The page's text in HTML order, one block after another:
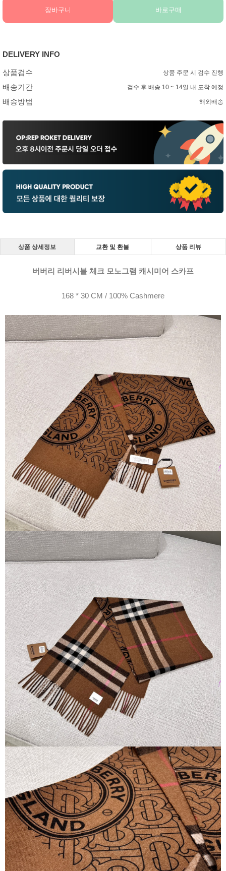
장바구니 바로구매
DELIVERY INFO
상품검수 상품 주문 시 검수 진행
배송기간 검수 후 배송 10 ~ 14일 내 도착 예정
배송방법 해외배송
상품 상세정보 교환 및 환불 상품 리뷰
버버리 리버시블 체크 모노그램 캐시미어 스카프
168 * 30 CM / 100% Cashmere